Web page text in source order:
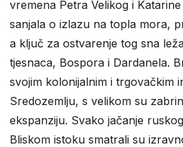
vremena Petra Velikog i Katarine
sanjala o izlazu na topla mora,
a ključ za ostvarenje tog sna
tjesnaca, Bospora i Dardanela.
svojim kolonijalnim i trgovačkim
Sredozemlju, s velikom su
ekspanziju. Svako jačanje
Bliskom istoku smatrali su